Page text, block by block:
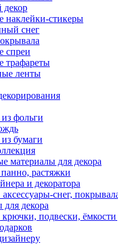
декор
наклейки-стикеры
снег
спреи
трафареты
ленты
фольги
бумаги
материалы для декора
растяжки
и декоратора
снег,
для декора
подвески, ёмкости